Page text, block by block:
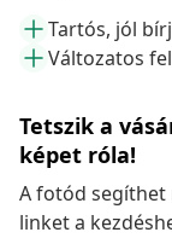
Tartós, jól
Változatos
Tetszik a
képet róla!
A fotód segíthet
linket a